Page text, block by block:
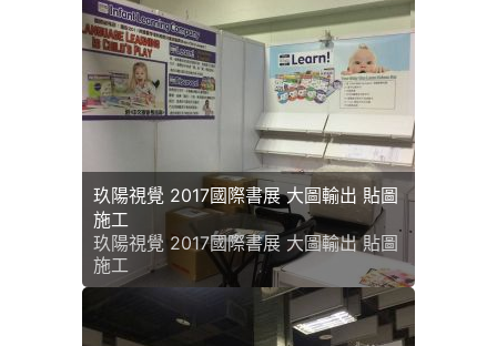
玖陽視覺 2017國際書展 大圖輸出 貼圖
施工
玖陽視覺 2017國際書展 大圖輸出 貼圖
施工